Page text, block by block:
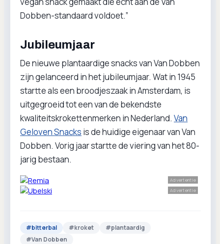
Dobben-standaard voldoet.”
Jubileumjaar
De nieuwe plantaardige snacks van Van Dobben
zijn gelanceerd in het jubileumjaar. Wat in 1945
startte als een broodjeszaak in Amsterdam, is
uitgegroeid tot een van de bekendste
kwaliteitskrokettenmerken in Nederland. Van
Geloven Snacks is de huidige eigenaar van Van
Dobben. Vorig jaar startte de viering van het 80-
jarig bestaan.
Advertentie
Advertentie
#bitterbal #kroket #plantaardig
#Van Dobben